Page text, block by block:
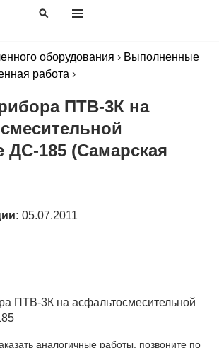
П
С
К
МЕН
Ю
оборудования › Выполненные
работа ›
ПТВ-3К на
ДС-185 (Самарская
05.07.2011
ПТВ-3К на асфальтосмесительной
аналогичные работы, позвоните по